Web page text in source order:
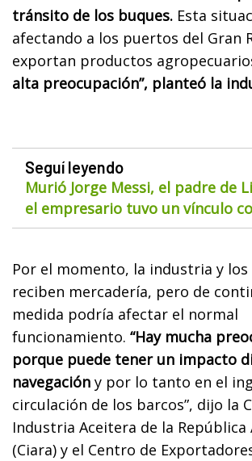
tránsito de los buques. Esta
afectando a los puertos del Gran
exportan productos
alta preocupación”, planteó la
Seguí leyendo
Murió Jorge Messi, el padre de
el empresario tuvo un vínculo
Por el momento, la industria y
reciben mercadería, pero de
medida podría afectar el normal
funcionamiento. “Hay mucha
porque puede tener un impacto
navegación y por lo tanto en el
circulación de los barcos”, dijo la
Industria Aceitera de la República
(Ciara) y el Centro de